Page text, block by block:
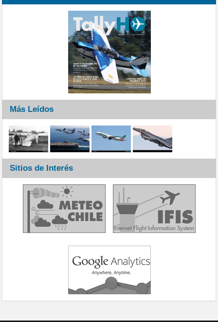
Más Leídos
Sitios de Interés